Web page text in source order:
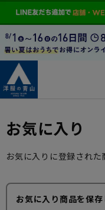
お気に入り
お気に入りに登録された
お気に入り商品を保